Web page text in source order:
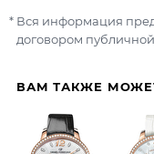
ВАМ ТАКЖЕ
Вся информация
договором